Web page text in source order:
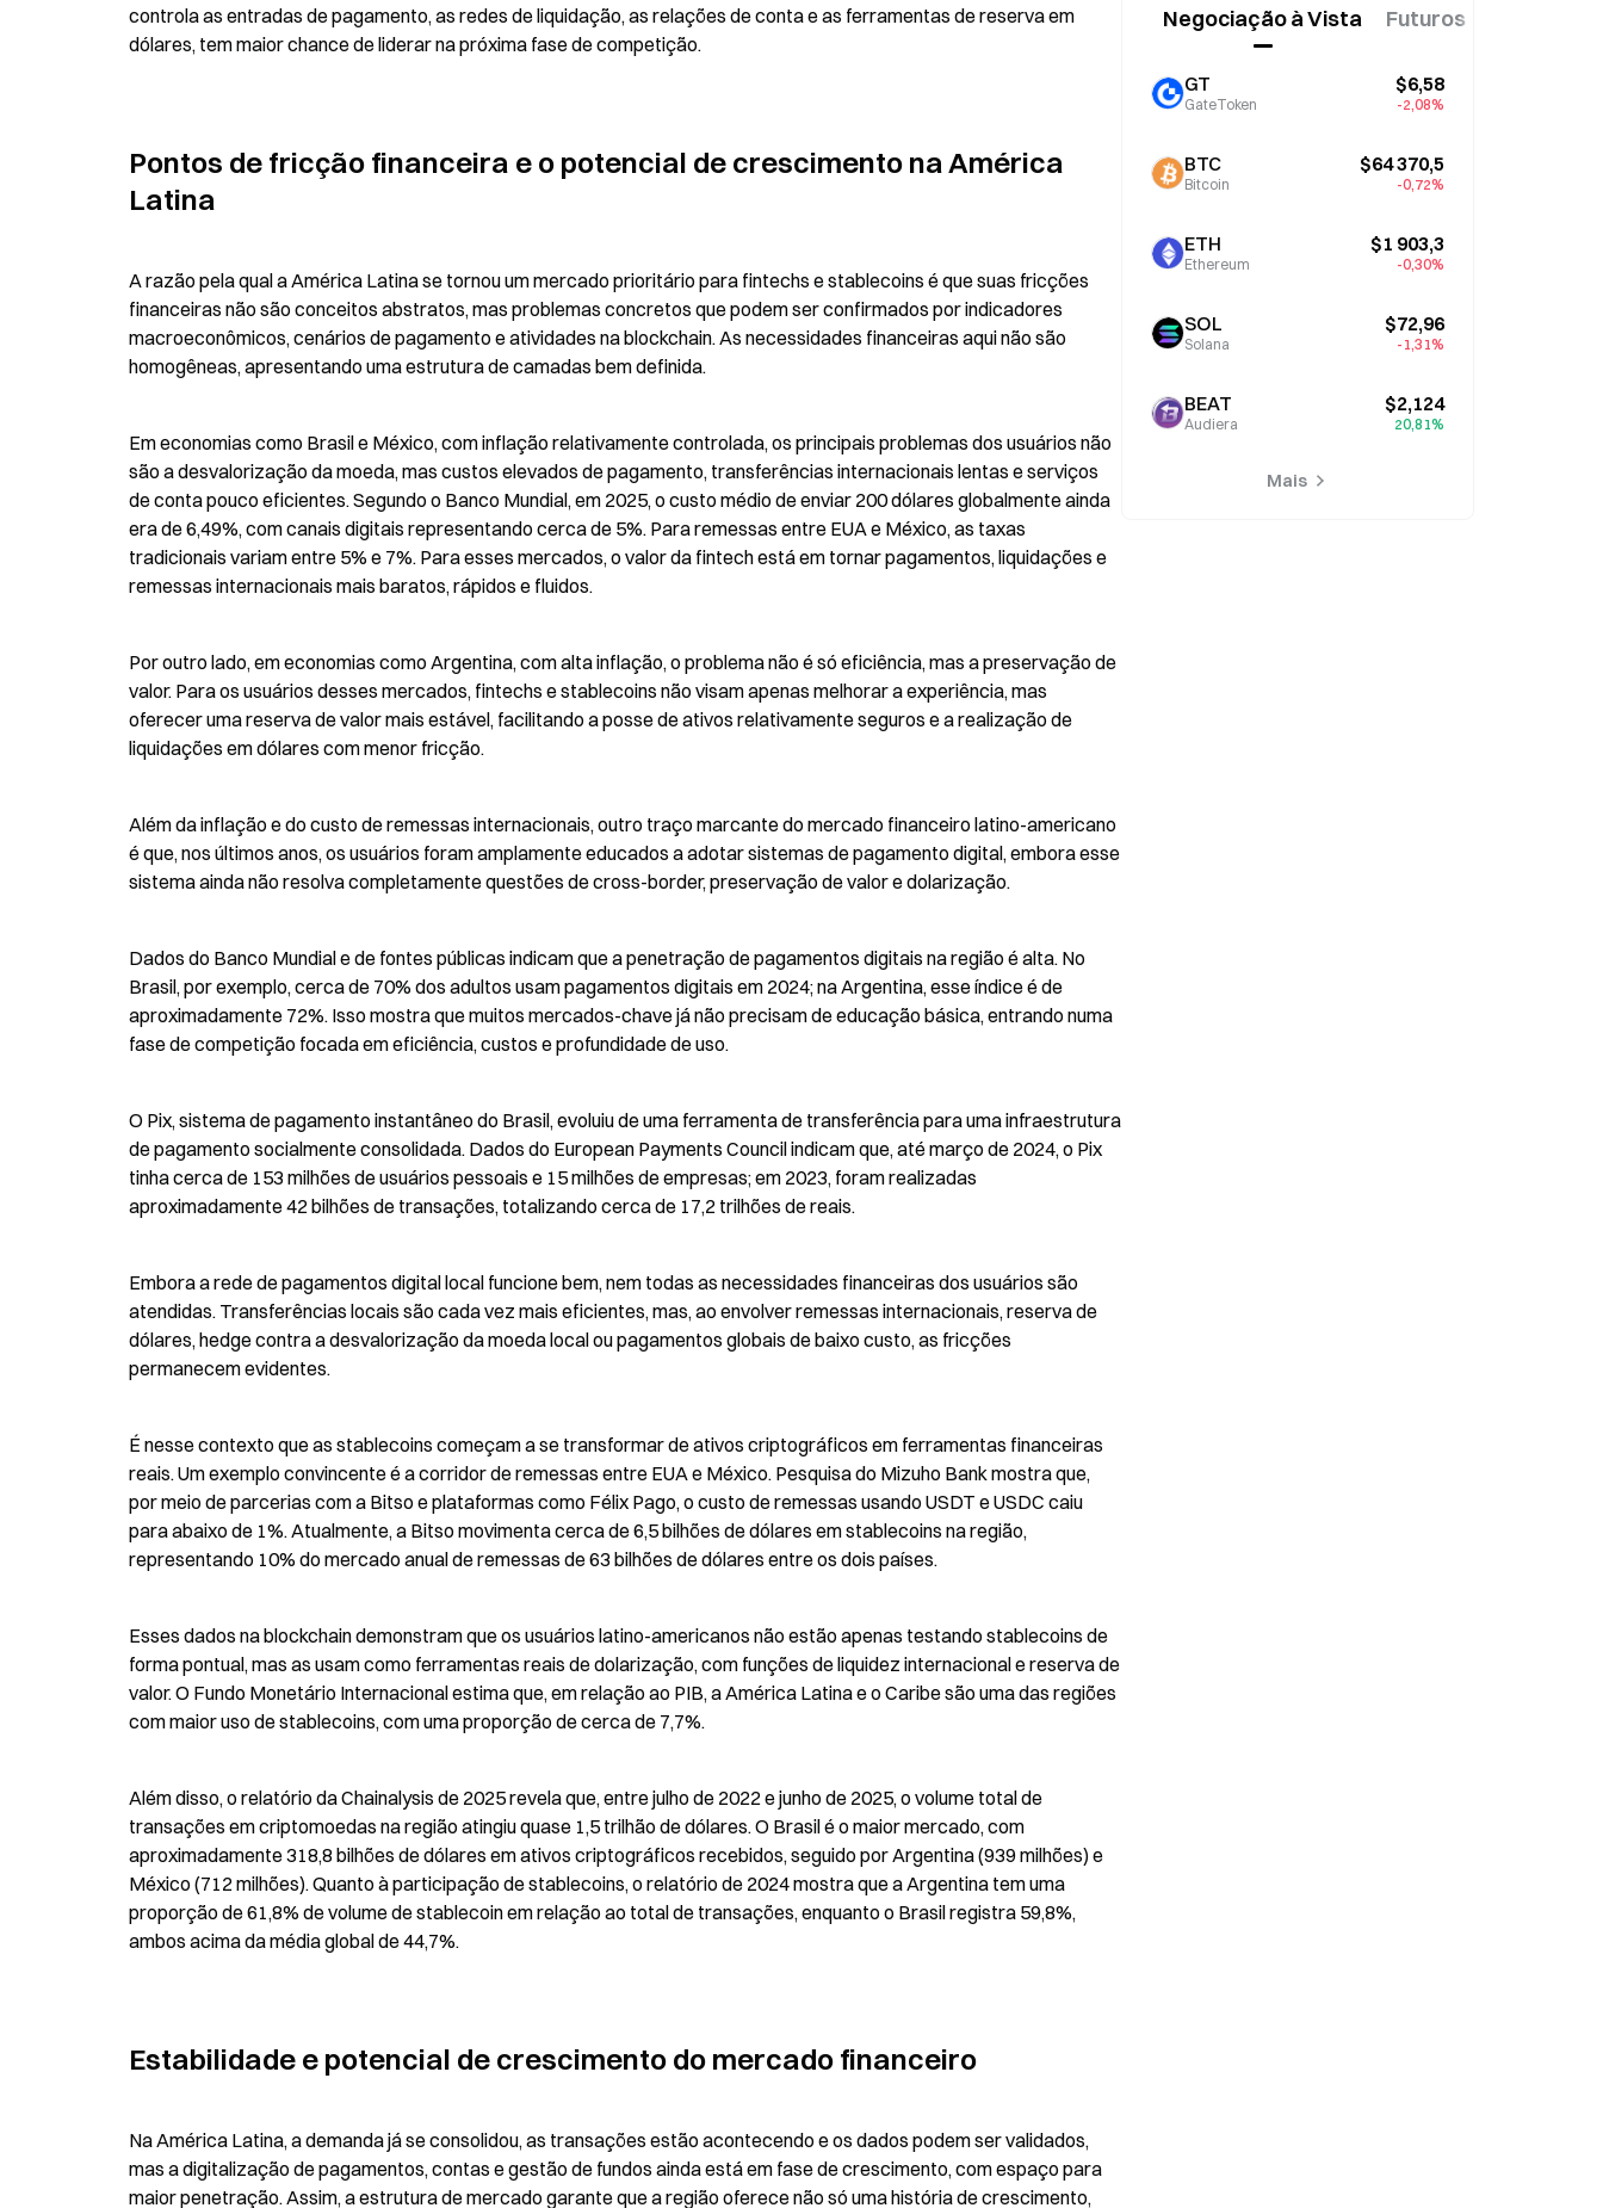
controla as entradas de pagamento, as redes de liquidação, as relações de conta e as ferramentas de reserva em
dólares, tem maior chance de liderar na próxima fase de competição.
Pontos de fricção financeira e o potencial de crescimento na América
Latina
A razão pela qual a América Latina se tornou um mercado prioritário para fintechs e stablecoins é que suas fricções
financeiras não são conceitos abstratos, mas problemas concretos que podem ser confirmados por indicadores
macroeconômicos, cenários de pagamento e atividades na blockchain. As necessidades financeiras aqui não são
homogêneas, apresentando uma estrutura de camadas bem definida.
Em economias como Brasil e México, com inflação relativamente controlada, os principais problemas dos usuários não
são a desvalorização da moeda, mas custos elevados de pagamento, transferências internacionais lentas e serviços
de conta pouco eficientes. Segundo o Banco Mundial, em 2025, o custo médio de enviar 200 dólares globalmente ainda
era de 6,49%, com canais digitais representando cerca de 5%. Para remessas entre EUA e México, as taxas
tradicionais variam entre 5% e 7%. Para esses mercados, o valor da fintech está em tornar pagamentos, liquidações e
remessas internacionais mais baratos, rápidos e fluidos.
Por outro lado, em economias como Argentina, com alta inflação, o problema não é só eficiência, mas a preservação de
valor. Para os usuários desses mercados, fintechs e stablecoins não visam apenas melhorar a experiência, mas
oferecer uma reserva de valor mais estável, facilitando a posse de ativos relativamente seguros e a realização de
liquidações em dólares com menor fricção.
Além da inflação e do custo de remessas internacionais, outro traço marcante do mercado financeiro latino-americano
é que, nos últimos anos, os usuários foram amplamente educados a adotar sistemas de pagamento digital, embora esse
sistema ainda não resolva completamente questões de cross-border, preservação de valor e dolarização.
Dados do Banco Mundial e de fontes públicas indicam que a penetração de pagamentos digitais na região é alta. No
Brasil, por exemplo, cerca de 70% dos adultos usam pagamentos digitais em 2024; na Argentina, esse índice é de
aproximadamente 72%. Isso mostra que muitos mercados-chave já não precisam de educação básica, entrando numa
fase de competição focada em eficiência, custos e profundidade de uso.
O Pix, sistema de pagamento instantâneo do Brasil, evoluiu de uma ferramenta de transferência para uma infraestrutura
de pagamento socialmente consolidada. Dados do European Payments Council indicam que, até março de 2024, o Pix
tinha cerca de 153 milhões de usuários pessoais e 15 milhões de empresas; em 2023, foram realizadas
aproximadamente 42 bilhões de transações, totalizando cerca de 17,2 trilhões de reais.
Embora a rede de pagamentos digital local funcione bem, nem todas as necessidades financeiras dos usuários são
atendidas. Transferências locais são cada vez mais eficientes, mas, ao envolver remessas internacionais, reserva de
dólares, hedge contra a desvalorização da moeda local ou pagamentos globais de baixo custo, as fricções
permanecem evidentes.
É nesse contexto que as stablecoins começam a se transformar de ativos criptográficos em ferramentas financeiras
reais. Um exemplo convincente é a corridor de remessas entre EUA e México. Pesquisa do Mizuho Bank mostra que,
por meio de parcerias com a Bitso e plataformas como Félix Pago, o custo de remessas usando USDT e USDC caiu
para abaixo de 1%. Atualmente, a Bitso movimenta cerca de 6,5 bilhões de dólares em stablecoins na região,
representando 10% do mercado anual de remessas de 63 bilhões de dólares entre os dois países.
Esses dados na blockchain demonstram que os usuários latino-americanos não estão apenas testando stablecoins de
forma pontual, mas as usam como ferramentas reais de dolarização, com funções de liquidez internacional e reserva de
valor. O Fundo Monetário Internacional estima que, em relação ao PIB, a América Latina e o Caribe são uma das regiões
com maior uso de stablecoins, com uma proporção de cerca de 7,7%.
Além disso, o relatório da Chainalysis de 2025 revela que, entre julho de 2022 e junho de 2025, o volume total de
transações em criptomoedas na região atingiu quase 1,5 trilhão de dólares. O Brasil é o maior mercado, com
aproximadamente 318,8 bilhões de dólares em ativos criptográficos recebidos, seguido por Argentina (939 milhões) e
México (712 milhões). Quanto à participação de stablecoins, o relatório de 2024 mostra que a Argentina tem uma
proporção de 61,8% de volume de stablecoin em relação ao total de transações, enquanto o Brasil registra 59,8%,
ambos acima da média global de 44,7%.
Estabilidade e potencial de crescimento do mercado financeiro
Na América Latina, a demanda já se consolidou, as transações estão acontecendo e os dados podem ser validados,
mas a digitalização de pagamentos, contas e gestão de fundos ainda está em fase de crescimento, com espaço para
maior penetração. Assim, a estrutura de mercado garante que a região oferece não só uma história de crescimento,
Western Digital e da
SanDisk em foco
Negociação à Vista Futuros
GT
GateToken
$6,58
-2,08%
BTC
Bitcoin
$64 370,5
-0,72%
ETH
Ethereum
$1 903,3
-0,30%
SOL
Solana
$72,96
-1,31%
BEAT
Audiera
$2,124
20,81%
Mais